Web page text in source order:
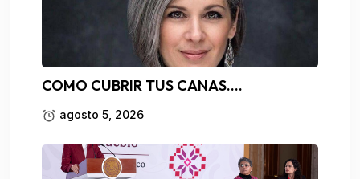
COMO CUBRIR TUS CANAS….
agosto 5, 2026